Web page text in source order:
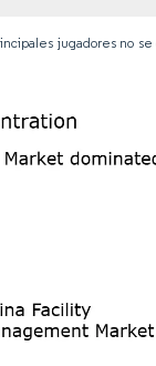
jugadores no